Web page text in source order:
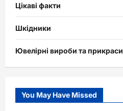
Цікаві факти
Шкідники
Ювелірні вироби та прикраси
You May Have Missed